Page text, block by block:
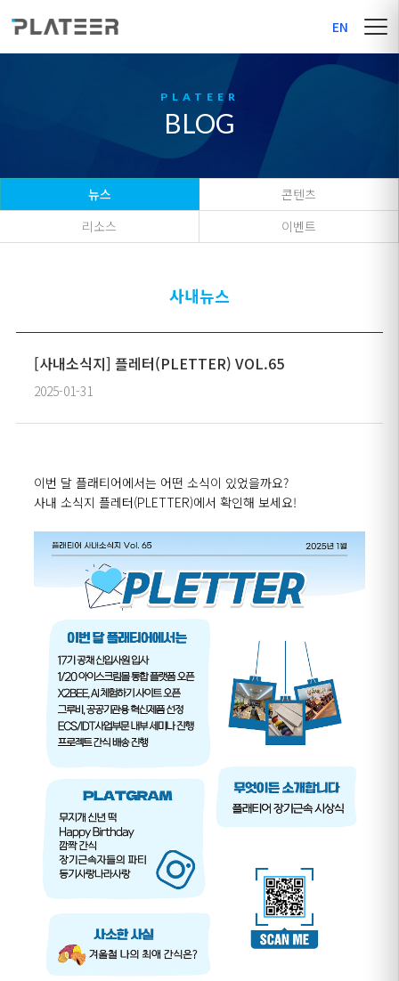
EN
BLOG
뉴스
콘텐츠
리소스
이벤트
사내뉴스
[사내소식지] 플레터(PLETTER) VOL.65
2025-01-31
이번 달 플래티어에서는 어떤 소식이 있었을까요?
사내 소식지 플레터(PLETTER)에서 확인해 보세요!